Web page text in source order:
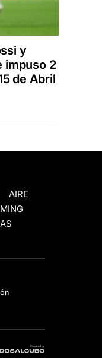
y
impuso 2
de Abril
AIRE